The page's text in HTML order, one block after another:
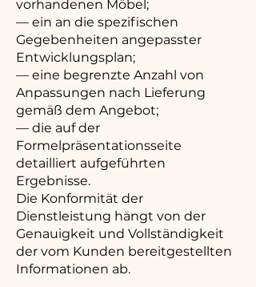
vorhandenen Möbel;
— ein an die spezifischen
Gegebenheiten angepasster
Entwicklungsplan;
— eine begrenzte Anzahl von
Anpassungen nach Lieferung
gemäß dem Angebot;
— die auf der
Formelpräsentationsseite
detailliert aufgeführten
Ergebnisse.
Die Konformität der
Dienstleistung hängt von der
Genauigkeit und Vollständigkeit
der vom Kunden bereitgestellten
Informationen ab.